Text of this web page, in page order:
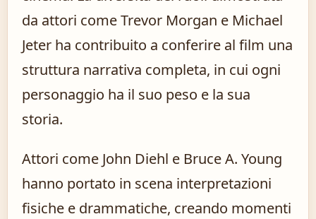
da attori come Trevor Morgan e Michael
Jeter ha contribuito a conferire al film una
struttura narrativa completa, in cui ogni
personaggio ha il suo peso e la sua
storia.
Attori come John Diehl e Bruce A. Young
hanno portato in scena interpretazioni
fisiche e drammatiche, creando momenti